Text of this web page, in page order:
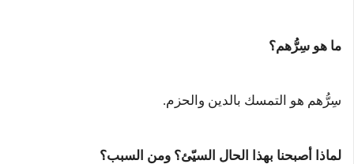
ما هو سِرُّهم؟
سِرُّهم هو التمسك بالدين والحزم.
لماذا أصبحنا بهذا الحال السيّئ؟ ومن السبب؟